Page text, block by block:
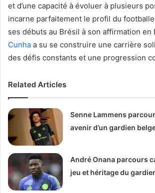
et d’une capacité à évoluer à plusieurs
incarne parfaitement le profil du
ses débuts au Brésil à son affirmation en
Cunha a su se construire une carrière
des défis constants et une progression
Related Articles
Senne Lammens
avenir d’un gardien
André Onana parcours
jeu et héritage du